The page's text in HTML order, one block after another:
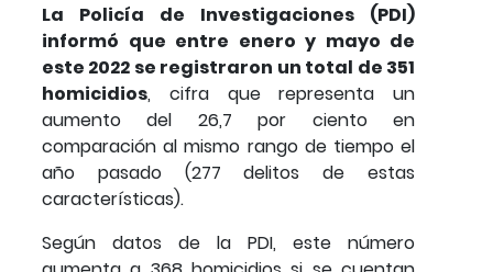
La Policía de Investigaciones (PDI)
informó que entre enero y mayo de
este 2022 se registraron un total de 351
homicidios, cifra que representa un
aumento del 26,7 por ciento en
comparación al mismo rango de tiempo el
año pasado (277 delitos de estas
características).
Según datos de la PDI, este número